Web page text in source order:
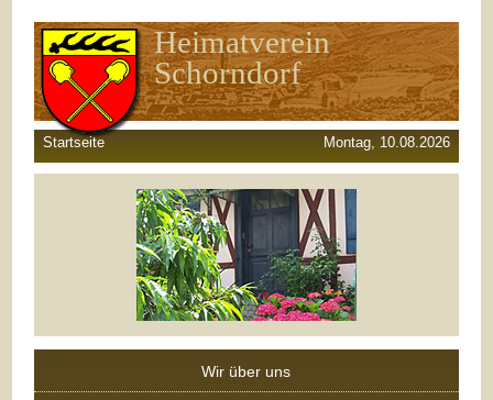
Heimatverein
Schorndorf
Startseite Montag, 10.08.2026
Wir über uns